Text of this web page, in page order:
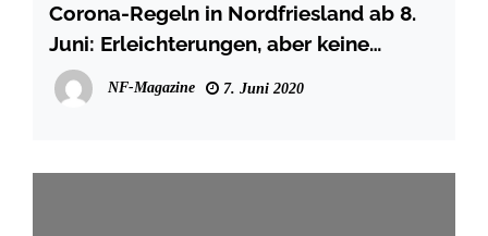
Corona-Regeln in Nordfriesland ab 8.
Juni: Erleichterungen, aber keine
Entwarnung
NF-Magazine 7. Juni 2020